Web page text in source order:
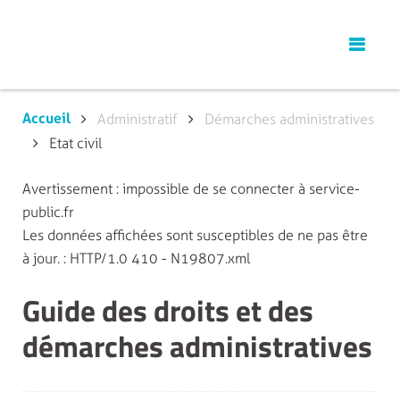
Accueil Administratif
Démarches administratives
Etat civil
Avertissement : impossible de se connecter à service-
public.fr
Les données affichées sont susceptibles de ne pas être
à jour. : HTTP/1.0 410 - N19807.xml
Guide des droits et des
démarches administratives